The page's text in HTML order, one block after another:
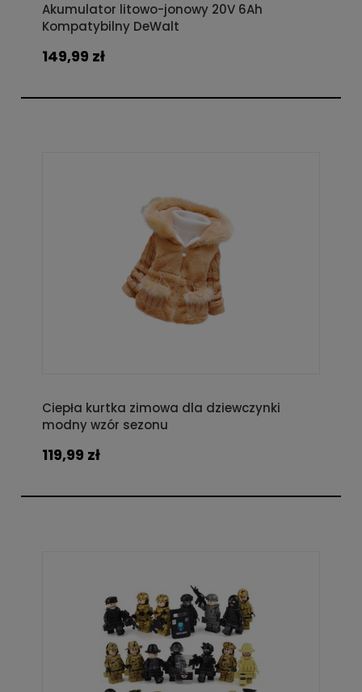
Akumulator litowo-jonowy 20V 6Ah
Kompatybilny DeWalt
149,99 zł
Ciepła kurtka zimowa dla dziewczynki
modny wzór sezonu
119,99 zł